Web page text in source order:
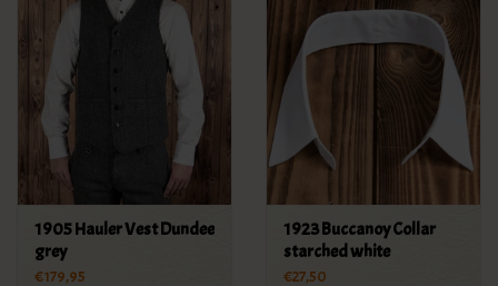
1905 Hauler Vest Dundee
grey
€179,95
1923 Buccanoy Collar
starched white
€27,50